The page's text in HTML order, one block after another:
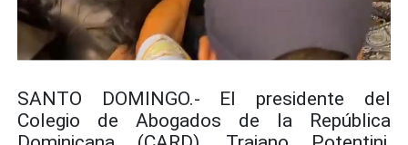
SANTO DOMINGO.- El presidente del
Colegio de Abogados de la República